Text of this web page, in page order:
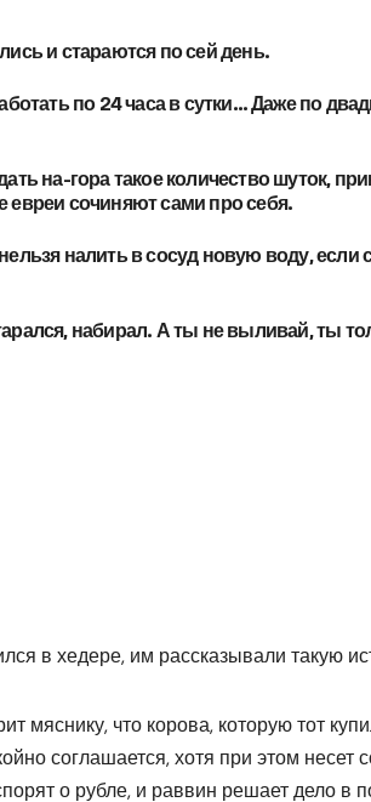
и стараются по сей день.
по 24 часа в сутки… Даже по
на-гора такое количество шуток,
сочиняют сами про себя.
налить в сосуд новую воду, если
набирал. А ты не выливай, ты
в хедере, им рассказывали такую
мяснику, что корова, которую тот
соглашается, хотя при этом несет
о рубле, и раввин решает дело в